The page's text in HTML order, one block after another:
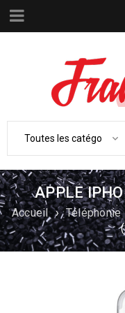
APPLE
Accueil › Téléphonie